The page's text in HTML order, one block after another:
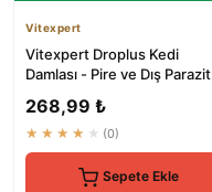
Vitexpert
Vitexpert Droplus Kedi
Damlası - Pire ve Dış Parazit
268,99 ₺
★★★★★ (0)
Sepete Ekle